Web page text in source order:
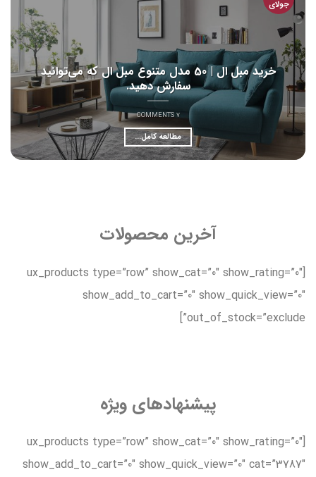
خرید مبل ال | 50 مدل متنوع مبل ال که می‌توانید
سفارش دهید.
7 COMMENTS
مطالعه کامل...
جولای
آخرین محصولات
[ux_products type=”row” show_cat=”0″ show_rating=”0″
show_add_to_cart=”0″ show_quick_view=”0″
out_of_stock=”exclude”]
پیشنهادهای ویژه
[ux_products type=”row” show_cat=”0″ show_rating=”0″
show_add_to_cart=”0″ show_quick_view=”0″ cat=”3787″